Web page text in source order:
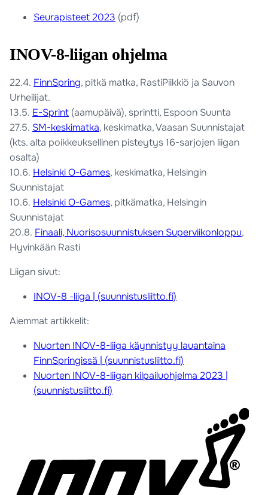
Seurapisteet 2023 (pdf)
INOV-8-liigan ohjelma
22.4. FinnSpring, pitkä matka, RastiPiikkiö ja Sauvon
Urheilijat.
13.5. E-Sprint (aamupäivä), sprintti, Espoon Suunta
27.5. SM-keskimatka, keskimatka, Vaasan Suunnistajat
(kts. alta poikkeuksellinen pisteytys 16-sarjojen liigan
osalta)
10.6. Helsinki O-Games, keskimatka, Helsingin
Suunnistajat
10.6. Helsinki O-Games, pitkämatka, Helsingin
Suunnistajat
20.8. Finaali, Nuorisosuunnistuksen Superviikonloppu,
Hyvinkään Rasti
Liigan sivut:
INOV-8 -liiga | (suunnistusliitto.fi)
Aiemmat artikkelit:
Nuorten INOV-8-liiga käynnistyy lauantaina
FinnSpringissä | (suunnistusliitto.fi)
Nuorten INOV-8-liigan kilpailuohjelma 2023 |
(suunnistusliitto.fi)